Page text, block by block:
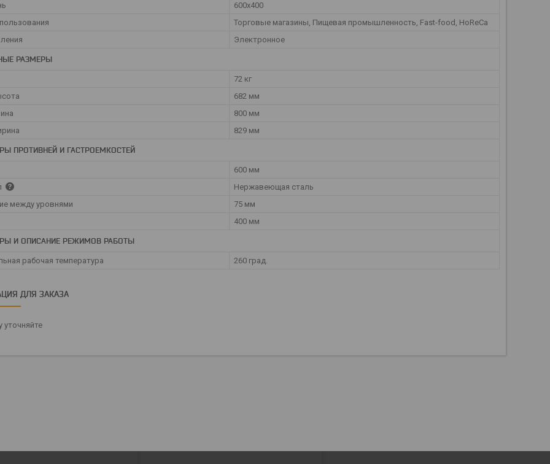
600x400
Торговые магазины, Пищевая промышленность, Fast-food, HoReCa
Электронное
РАЗМЕРЫ
72 кг
682 мм
800 мм
829 мм
ПРОТИВНЕЙ И ГАСТРОЕМКОСТЕЙ
600 мм
Нержавеющая сталь
между уровнями
75 мм
400 мм
И ОПИСАНИЕ РЕЖИМОВ РАБОТЫ
рабочая температура 260 град.
ДЛЯ ЗАКАЗА
уточняйте